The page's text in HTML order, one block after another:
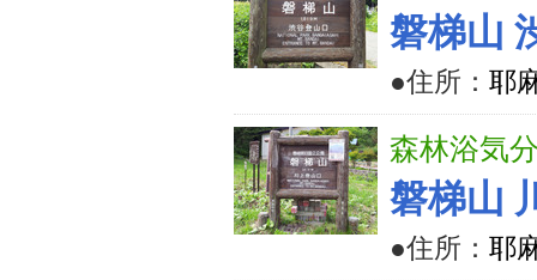
磐梯山
●住所： 耶
森林浴気
磐梯山
●住所： 耶